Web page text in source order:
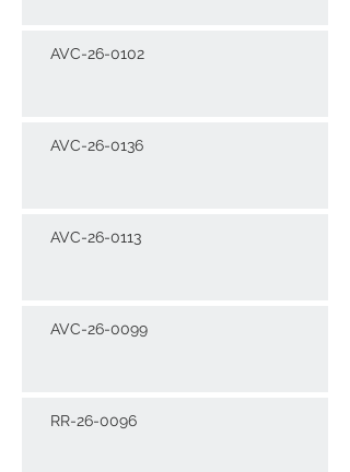
AVC-26-0102
AVC-26-0136
AVC-26-0113
AVC-26-0099
RR-26-0096